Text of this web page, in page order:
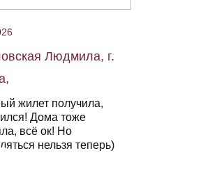
Людмила, г.
жилет получила,
Дома тоже
всё ок! Но
нельзя теперь)